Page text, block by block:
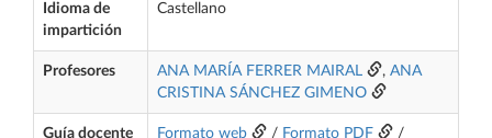
Idioma de
impartición
Castellano
Profesores ANA MARÍA FERRER MAIRAL , ANA
CRISTINA SÁNCHEZ GIMENO
Guía docente Formato web / Formato PDF
/